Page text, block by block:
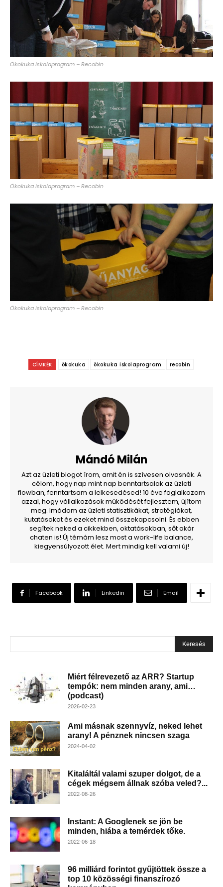
Ökokuka iskolaprogram – Recobin
Ökokuka iskolaprogram – Recobin
Ökokuka iskolaprogram – Recobin
CÍMKÉK ökokuka ökokuka iskolaprogram recobin
Mándó Milán
Azt az üzleti blogot írom, amit én is szívesen olvasnék. A
célom, hogy nap mint nap benntartsalak az üzleti
flowban, fenntartsam a lelkesedésed! 10 éve foglalkozom
azzal, hogy vállalkozások működését fejlesztem, újítom
meg. Imádom az üzleti statisztikákat, stratégiákat,
kutatásokat és ezeket mind összekapcsolni. És ebben
segítek neked a cikkekben, oktatásokban, sőt akár
chaten is! Új témám lesz most a work-life balance,
kiegyensúlyozott élet. Mert mindig kell valami új!
Facebook Linkedin Email
Keresés
Miért félrevezető az ARR? Startup
tempók: nem minden arany, ami…
(podcast)
2026-02-23
Ami másnak szennyvíz, neked lehet
arany! A pénznek nincsen szaga
2024-04-02
Kitaláltál valami szuper dolgot, de a
cégek mégsem állnak szóba veled?...
2022-08-26
Instant: A Googlenek se jön be
minden, hiába a temérdek tőke.
2022-06-18
96 milliárd forintot gyűjtöttek össze a
top 10 közösségi finanszírozó